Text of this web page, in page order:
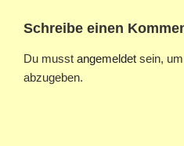
Schreibe einen
Du musst angemeldet sein,
abzugeben.